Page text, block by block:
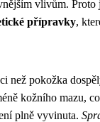
vlivům. Proto
přípravky,
než pokožka
kožního mazu,
plně vyvinuta.